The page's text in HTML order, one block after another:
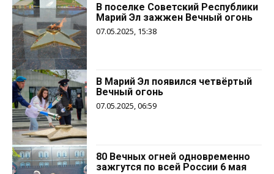
В поселке Советский Республики
Марий Эл зажжен Вечный огонь
07.05.2025, 15:38
В Марий Эл появился четвёртый
Вечный огонь
07.05.2025, 06:59
80 Вечных огней одновременно
зажгутся по всей России 6 мая